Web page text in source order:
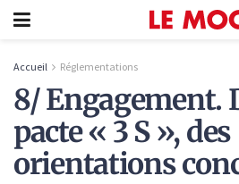
Accueil Réglementations
8/ Engagement.
pacte « 3 S », des
orientations